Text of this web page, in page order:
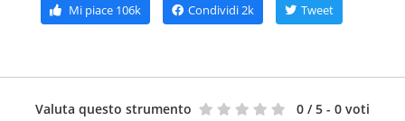
Mi piace 106k Condividi2k Tweet
Valuta questo strumento 0 / 5 - 0 voti